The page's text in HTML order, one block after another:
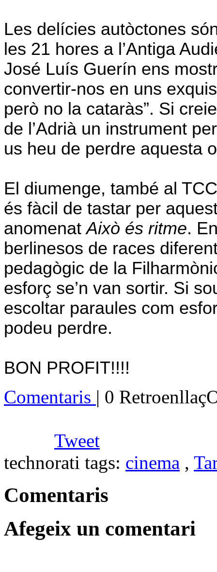
Les delícies autòctones
les 21 hores a l’Antiga
José Luís Guerín ens
convertir-nos en uns
però no la cataràs”. Si
de l’Adrià un instrument
us heu de perdre aquesta
El diumenge, també al
és fàcil de tastar per
anomenatAixò és ritme.
berlinesos de races
pedagògic de la
esforç se’n van sortir. Si
escoltar paraules com
podeu perdre.
BON PROFIT!!!!
Comentaris | 0
Tweet
technorati tags: cinema ,
Comentaris
Afegeix un comentari